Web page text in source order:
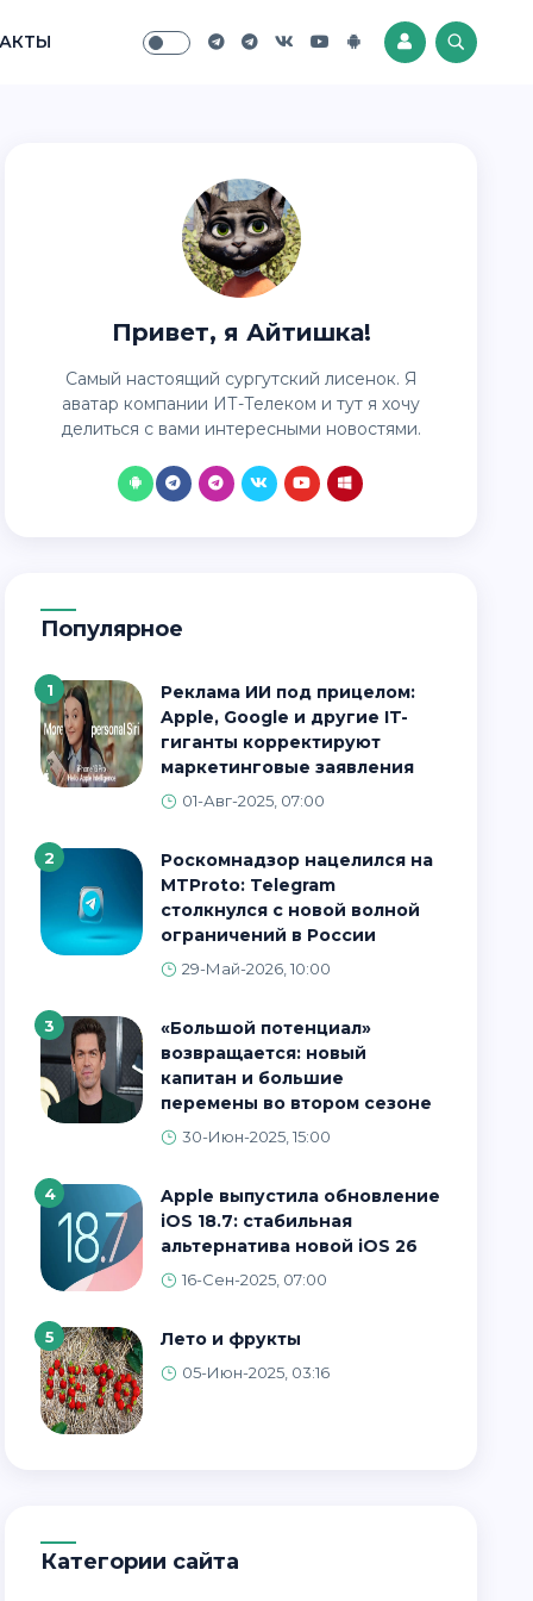
Привет, я Айтишка!
Самый настоящий сургутский лисенок. Я
аватар компании ИТ-Телеком и тут я хочу
делиться с вами интересными новостями.
Популярное
1
Реклама ИИ под прицелом:
Apple, Google и другие IT-
гиганты корректируют
маркетинговые заявления
01-Авг-2025, 07:00
2
Роскомнадзор нацелился на
MTProto: Telegram
столкнулся с новой волной
ограничений в России
29-Май-2026, 10:00
3
«Большой потенциал»
возвращается: новый
капитан и большие
перемены во втором сезоне
30-Июн-2025, 15:00
4
Apple выпустила обновление
iOS 18.7: стабильная
альтернатива новой iOS 26
16-Сен-2025, 07:00
5 Лето и фрукты
05-Июн-2025, 03:16
Категории сайта